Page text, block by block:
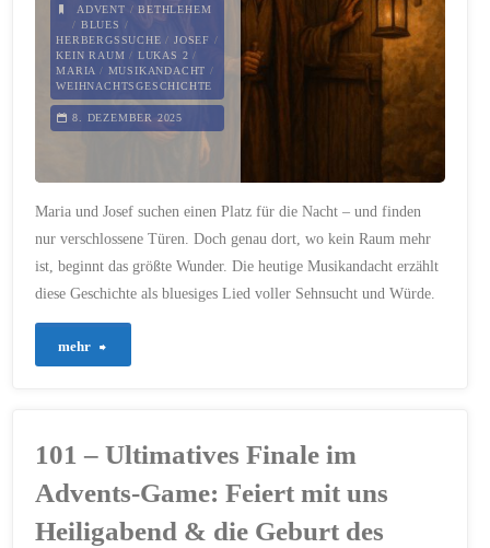
ADVENT /BETHLEHEM
/ BLUES /
HERBERGSSUCHE / JOSEF /
KEIN RAUM / LUKAS 2 /
MARIA / MUSIKANDACHT /
WEIHNACHTSGESCHICHTE
8. DEZEMBER 2025
Maria und Josef suchen einen Platz für die Nacht – und finden
nur verschlossene Türen. Doch genau dort, wo kein Raum mehr
ist, beginnt das größte Wunder. Die heutige Musikandacht erzählt
diese Geschichte als bluesiges Lied voller Sehnsucht und Würde.
mehr
101 – Ultimatives Finale im
Advents-Game: Feiert mit uns
Heiligabend & die Geburt des